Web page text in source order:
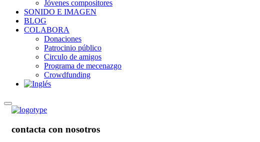
Jóvenes compositores
SONIDO E IMAGEN
BLOG
COLABORA
Donaciones
Patrocinio público
Circulo de amigos
Programa de mecenazgo
Crowdfunding
contacta con nosotros